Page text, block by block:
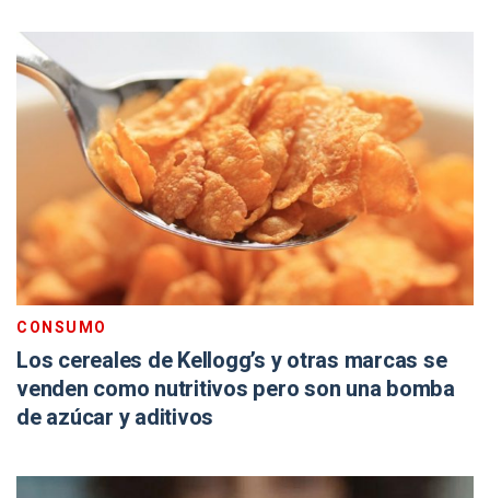
CONSUMO
Los cereales de Kellogg’s y otras marcas se
venden como nutritivos pero son una bomba
de azúcar y aditivos